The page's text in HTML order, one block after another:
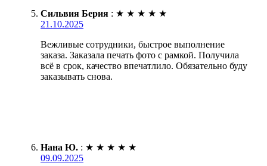
Сильвия Берия : ★ ★ ★ ★ ★
21.10.2025
Вежливые сотрудники, быстрое выполнение
заказа. Заказала печать фото с рамкой. Получила
всё в срок, качество впечатлило. Обязательно буду
заказывать снова.
Нана Ю. : ★ ★ ★ ★ ★
09.09.2025